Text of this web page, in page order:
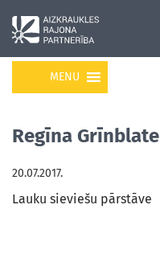
MENU
Regīna Grīnblate
20.07.2017.
Lauku sieviešu pārstāve